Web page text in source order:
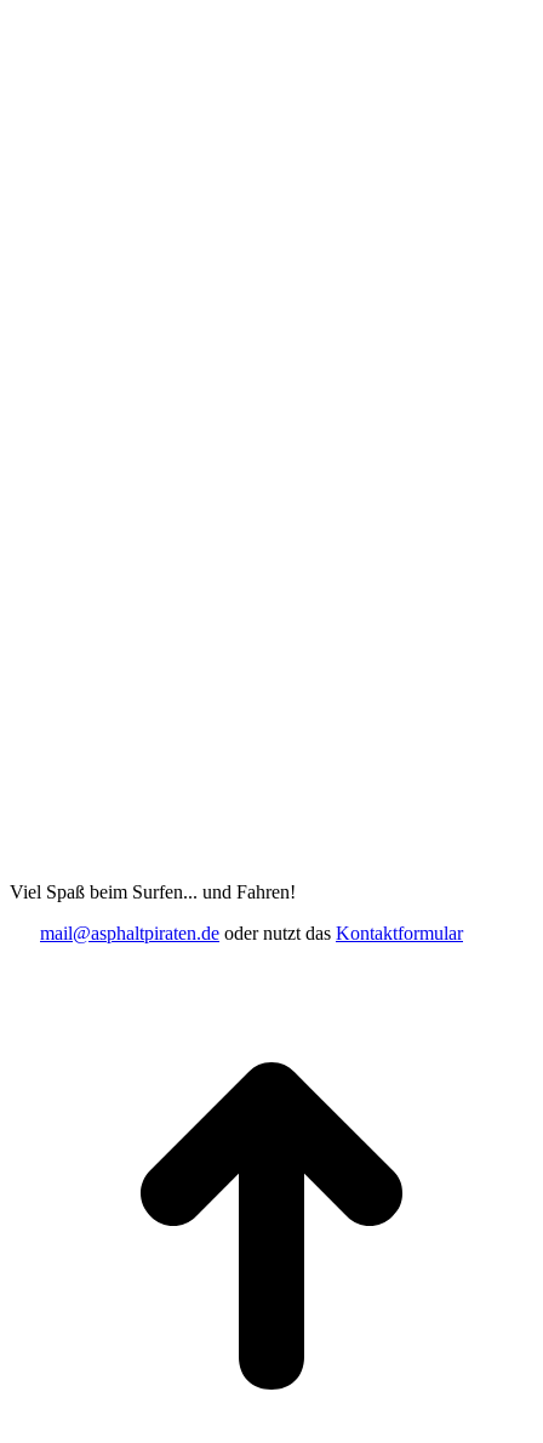
Viel Spaß beim Surfen... und Fahren!
mail@asphaltpiraten.de oder nutzt das Kontaktformular